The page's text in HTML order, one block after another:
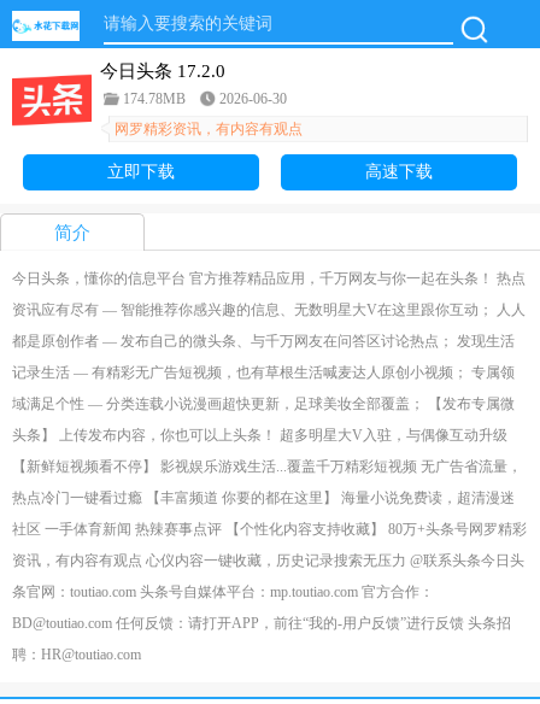
今日头条 17.2.0
174.78MB
2026-06-30
网罗精彩资讯，有内容有观点
立即下载 高速下载
简介
今日头条，懂你的信息平台 官方推荐精品应用，千万网友与你一起在头条！ 热点
资讯应有尽有 — 智能推荐你感兴趣的信息、无数明星大V在这里跟你互动； 人人
都是原创作者 — 发布自己的微头条、与千万网友在问答区讨论热点； 发现生活
记录生活 — 有精彩无广告短视频，也有草根生活喊麦达人原创小视频； 专属领
域满足个性 — 分类连载小说漫画超快更新，足球美妆全部覆盖； 【发布专属微
头条】 上传发布内容，你也可以上头条！ 超多明星大V入驻，与偶像互动升级
【新鲜短视频看不停】 影视娱乐游戏生活...覆盖千万精彩短视频 无广告省流量，
热点冷门一键看过瘾 【丰富频道 你要的都在这里】 海量小说免费读，超清漫迷
社区 一手体育新闻 热辣赛事点评 【个性化内容支持收藏】 80万+头条号网罗精彩
资讯，有内容有观点 心仪内容一键收藏，历史记录搜索无压力 @联系头条今日头
条官网：toutiao.com 头条号自媒体平台：mp.toutiao.com 官方合作：
BD@toutiao.com 任何反馈：请打开APP，前往“我的-用户反馈”进行反馈 头条招
聘：HR@toutiao.com